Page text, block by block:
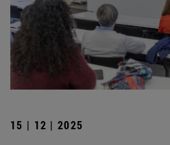
15 | 12 | 2025